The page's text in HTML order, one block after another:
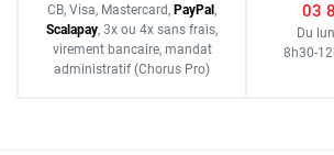
CB, Visa, Mastercard, PayPal ,
Scalapay, 3x ou 4x sans frais,
virement bancaire, mandat
administratif (Chorus Pro)
03
Du
8h30-